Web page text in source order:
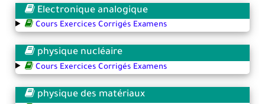
Electronique analogique
Cours Exercices Corrigés Examens
physique nucléaire
Cours Exercices Corrigés Examens
physique des matériaux